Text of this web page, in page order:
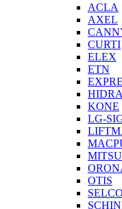
ACLA
AXEL
CURTI
ELEX
ETN
KONE
LG-
OTIS